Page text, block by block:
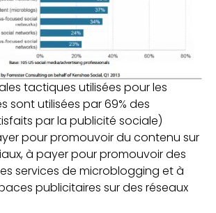
tactiques utilisées pour les
sont utilisées par 69% des
par la publicité sociale)
pour promouvoir du contenu sur
à payer pour promouvoir des
services de microblogging et à
publicitaires sur des réseaux